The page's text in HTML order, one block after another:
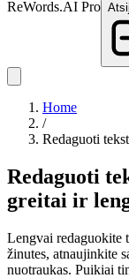
ReWords.AI Pro
Home
/
Redaguoti
Redaguoti
greitai ir
Lengvai redaguokite
žinutes, atnaujinkite
nuotraukas. Puikiai